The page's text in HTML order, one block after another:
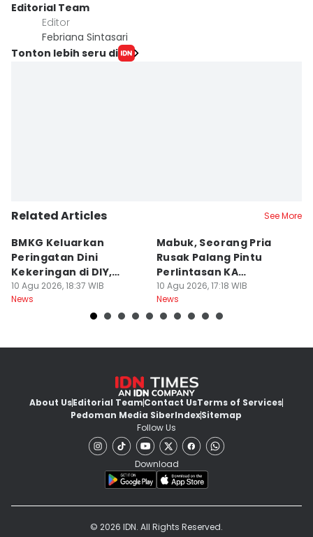
Editorial Team
Editor
Febriana Sintasari
Tonton lebih seru di
Related Articles See More
BMKG Keluarkan
Peringatan Dini
Kekeringan di DIY,
Kategori Awas
10 Agu 2026, 18:37 WIB
News
Mabuk, Seorang Pria
Rusak Palang Pintu
Perlintasan KA
Banyuraden
10 Agu 2026, 17:18 WIB
News
About UsEditorial TeamContact UsTerms of Services
Pedoman Media SiberIndexSitemap
Follow Us
Download
© 2026 IDN. All Rights Reserved.